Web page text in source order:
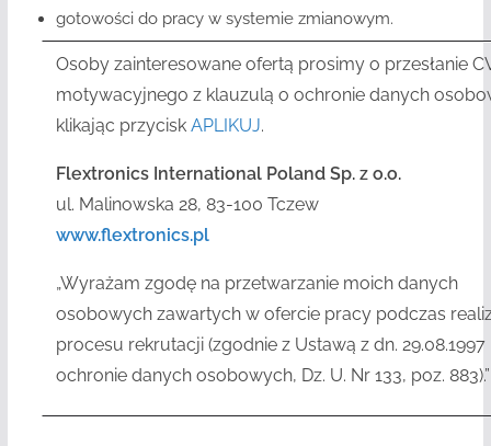
gotowości do pracy w systemie zmianowym.
Osoby zainteresowane ofertą prosimy o przesłanie
motywacyjnego z klauzulą o ochronie danych
klikając przycisk APLIKUJ.
Flextronics International Poland Sp. z o.o.
ul. Malinowska 28, 83-100 Tczew
www.flextronics.pl
„Wyrażam zgodę na przetwarzanie moich danych
osobowych zawartych w ofercie pracy podczas
procesu rekrutacji (zgodnie z Ustawą z dn. 29.08.1997
ochronie danych osobowych, Dz. U. Nr 133, poz. 883).”